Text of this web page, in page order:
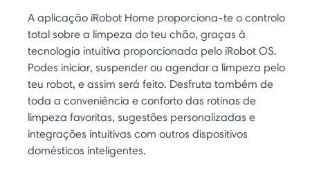
A aplicação iRobot Home proporciona-te o controlo
total sobre a limpeza do teu chão, graças à
tecnologia intuitiva proporcionada pelo iRobot OS.
Podes iniciar, suspender ou agendar a limpeza pelo
teu robot, e assim será feito. Desfruta também de
toda a conveniência e conforto das rotinas de
limpeza favoritas, sugestões personalizadas e
integrações intuitivas com outros dispositivos
domésticos inteligentes.